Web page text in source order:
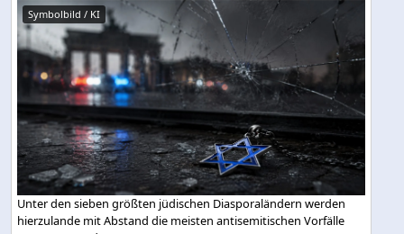
Symbolbild / KI
Unter den sieben größten jüdischen Diasporaländern werden
hierzulande mit Abstand die meisten antisemitischen Vorfälle